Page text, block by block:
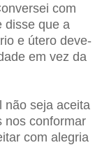
com
disse que a
e útero deve-
em vez da
não seja aceita
nos conformar
com alegria